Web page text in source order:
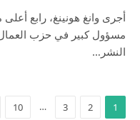
أجرى وانغ هونينغ، رابع
مسؤول كبير في حزب العمال
النشر…
1
2
3
…
10